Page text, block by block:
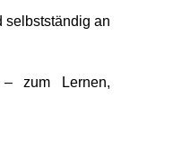
selbstständig an
– zum Lernen,